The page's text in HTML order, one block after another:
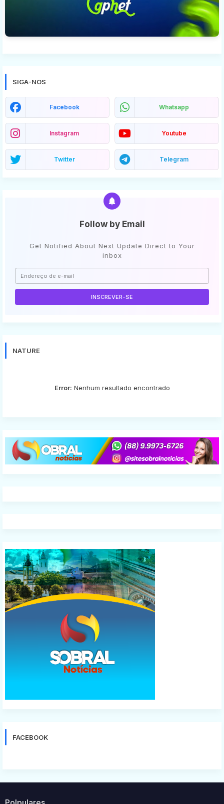
SIGA-NOS
Facebook Whatsapp
Instagram Youtube
Twitter Telegram
Follow by Email
Get Notified About Next Update Direct to Your
inbox
NATURE
Error: Nenhum resultado encontrado
FACEBOOK